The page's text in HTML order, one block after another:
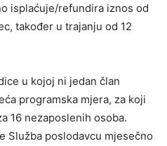
isplaćuje/refundira iznos od
također u trajanju od 12
u kojoj ni jedan član
programska mjera, za koji
16 nezaposlenih osoba.
Služba poslodavcu mjesečno